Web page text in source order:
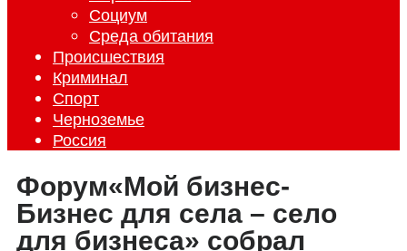
Социум
Среда обитания
Происшествия
Криминал
Спорт
Черноземье
Россия
Форум«Мой бизнес-
Бизнес для села – село
для бизнеса» собрал